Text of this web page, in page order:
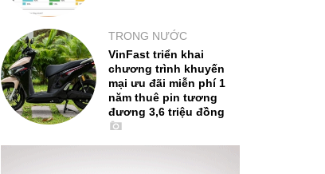
TRONG NƯỚC
VinFast triển khai
chương trình khuyến
mại ưu đãi miễn phí 1
năm thuê pin tương
đương 3,6 triệu đồng